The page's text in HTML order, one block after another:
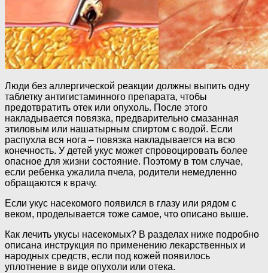
Люди без аллергической реакции должны выпить одну
таблетку антигистаминного препарата, чтобы
предотвратить отек или опухоль. После этого
накладывается повязка, предварительно смазанная
этиловым или нашатырным спиртом с водой. Если
распухла вся нога – повязка накладывается на всю
конечность. У детей укус может спровоцировать более
опасное для жизни состояние. Поэтому в том случае,
если ребенка ужалила пчела, родители немедленно
обращаются к врачу.
Если укус насекомого появился в глазу или рядом с
веком, проделывается тоже самое, что описано выше.
Как лечить укусы насекомых? В разделах ниже подробно
описана инструкция по применению лекарственных и
народных средств, если под кожей появилось
уплотнение в виде опухоли или отека.